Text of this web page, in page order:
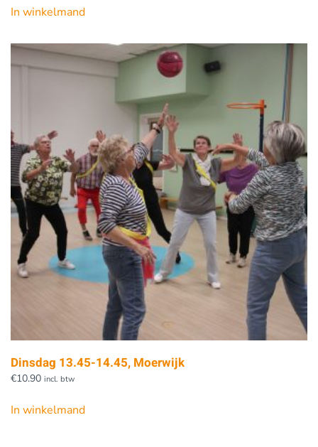
In winkelmand
Dinsdag 13.45-14.45, Moerwijk
€10.90 incl. btw
In winkelmand